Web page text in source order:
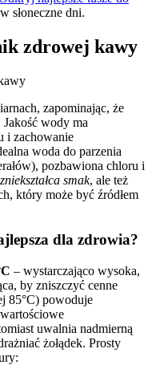
słoneczne dni.
zdrowej kawy
zapominając, że
Jakość wody ma
i zachowanie
woda do parzenia
pozbawiona chloru i
smak, ale też
który może być źródłem
dla zdrowia?
– wystarczająco wysoka,
by zniszczyć cenne
85°C) powoduje
uwalnia nadmierną
żołądek. Prosty